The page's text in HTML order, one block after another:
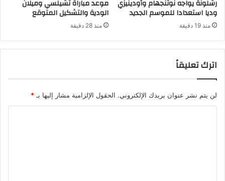
رشلونة يواجه نوتنجهام وأودينيزي
وديا استعدادا للموسم الجديد
منذ 19 دقيقة
موعد مباراة تشيلسي وميلان
الودية والتشكيل المتوقع
منذ 28 دقيقة
اترك تعليقاً
لن يتم نشر عنوان بريدك الإلكتروني. الحقول الإلزامية مشار إليها بـ *